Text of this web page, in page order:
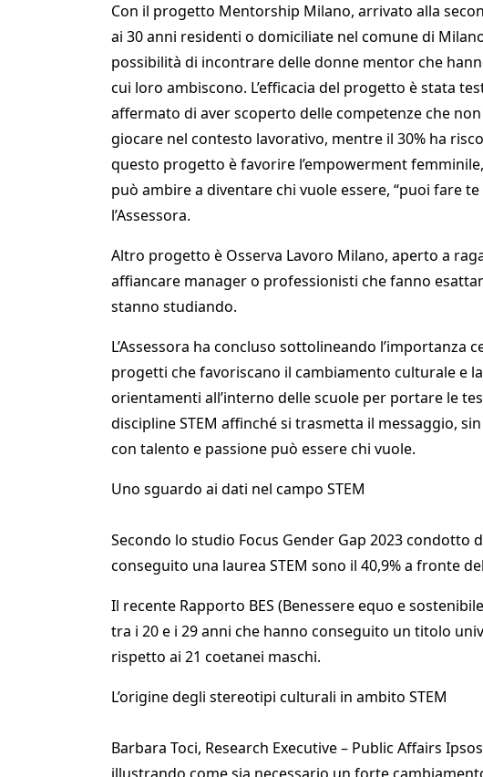
Con il progetto Mentorship Milano, arrivato alla
ai 30 anni residenti o domiciliate nel comune di
possibilità di incontrare delle donne mentor che
cui loro ambiscono. L’efficacia del progetto è stata
affermato di aver scoperto delle competenze che
giocare nel contesto lavorativo, mentre il 30% ha
questo progetto è favorire l’empowerment
può ambire a diventare chi vuole essere, “puoi fare
l’Assessora.
Altro progetto è Osserva Lavoro Milano, aperto a
affiancare manager o professionisti che fanno
stanno studiando.
L’Assessora ha concluso sottolineando
progetti che favoriscano il cambiamento culturale e
orientamenti all’interno delle scuole per portare le
discipline STEM affinché si trasmetta il messaggio,
con talento e passione può essere chi vuole.
Uno sguardo ai dati nel campo STEM
Secondo lo studio Focus Gender Gap 2023 condotto
conseguito una laurea STEM sono il 40,9% a fronte
Il recente Rapporto BES (Benessere equo e
tra i 20 e i 29 anni che hanno conseguito un titolo
rispetto ai 21 coetanei maschi.
L’origine degli stereotipi culturali in ambito STEM
Barbara Toci, Research Executive – Public Affairs